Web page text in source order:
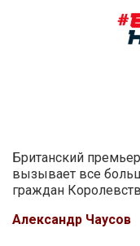
Британский
вызывает все
граждан
Александр Чаусов